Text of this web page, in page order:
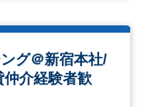
グ＠新宿本社/
仲介経験者歓